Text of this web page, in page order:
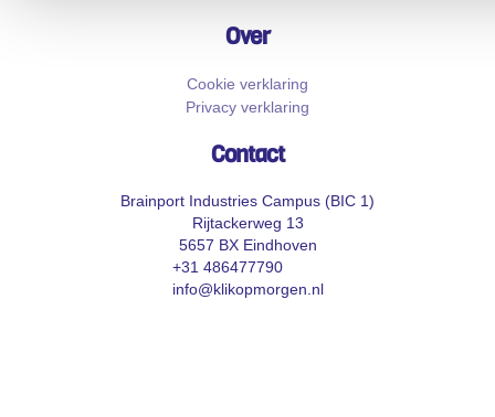
Over
Cookie verklaring
Privacy verklaring
Contact
Brainport Industries Campus (BIC 1)
Rijtackerweg 13
5657 BX Eindhoven
+31 486477790
info@klikopmorgen.nl